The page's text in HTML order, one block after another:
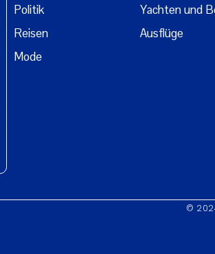
Politik
Reisen
Mode
Yachten und
Ausflüge
©